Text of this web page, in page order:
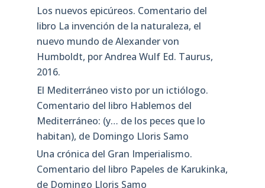
Los nuevos epicúreos. Comentario del
libro La invención de la naturaleza, el
nuevo mundo de Alexander von
Humboldt, por Andrea Wulf Ed. Taurus,
2016.
El Mediterráneo visto por un ictiólogo.
Comentario del libro Hablemos del
Mediterráneo: (y… de los peces que lo
habitan), de Domingo Lloris Samo
Una crónica del Gran Imperialismo.
Comentario del libro Papeles de Karukinka,
de Domingo Lloris Samo